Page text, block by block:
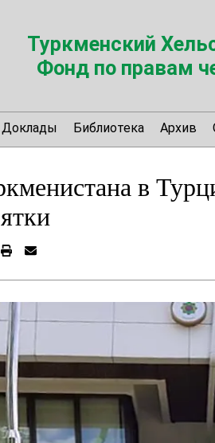
Туркменский
Фонд по правам
Доклады Библиотека Архив
в